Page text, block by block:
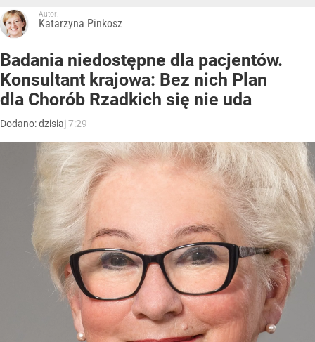
Autor:
Katarzyna Pinkosz
Badania niedostępne dla pacjentów.
Konsultant krajowa: Bez nich Plan
dla Chorób Rzadkich się nie uda
Dodano:dzisiaj7:29